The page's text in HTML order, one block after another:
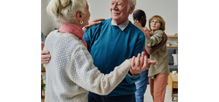
L’Association
La Plateforme des aidants
La Maison Papillons – Accueil de jour